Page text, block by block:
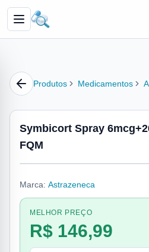
Produtos Medicamentos
Symbicort Spray
FQM
Marca: Astrazeneca
MELHOR PREÇO
R$ 146,99